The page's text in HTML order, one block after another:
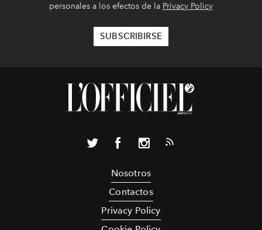
personales a los efectos de la Privacy Policy
Nosotros
Contactos
Privacy Policy